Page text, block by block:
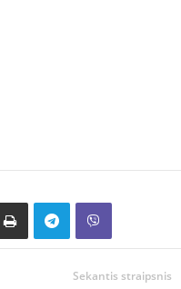
Sekantis straipsnis